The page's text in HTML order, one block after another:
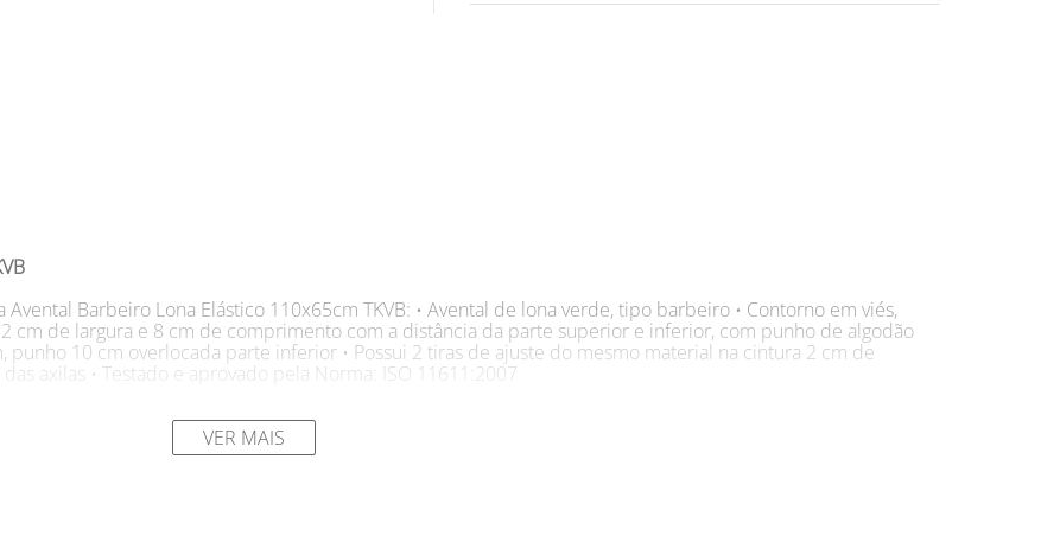
Avental Barbeiro Lona Elástico 110x65cm TKVB: • Avental de lona verde, tipo barbeiro • Contorno em viés,
cm de largura e 8 cm de comprimento com a distância da parte superior e inferior, com punho de algodão
punho 10 cm overlocada parte inferior • Possui 2 tiras de ajuste do mesmo material na cintura 2 cm de
axilas • Testado e aprovado pela Norma: ISO 11611:2007
Lona Elástico 110x65cm TKVB: • Proteção do tronco do usuário contra agentes abrasivos, escoriantes e
VER MAIS